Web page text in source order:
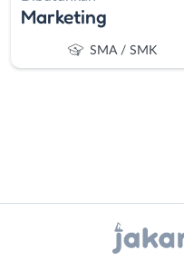
Marketing
SMA / SMK
Gizi
Work)